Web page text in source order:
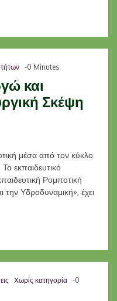
-0 Minutes
και
Σκέψη
μέσα από τον κύκλο
εκπαιδευτικό
Ρομποτική
Υδροδυναμική», έχει
Χωρίς κατηγορία -0